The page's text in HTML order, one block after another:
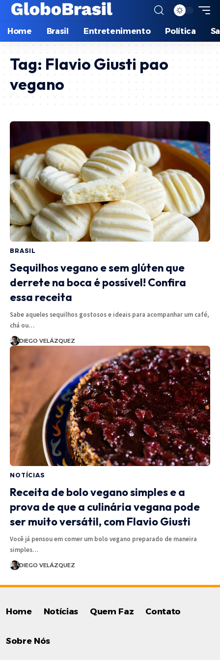
Home Brasil Entretenimento Política
Tag: Flavio Giusti pao
vegano
BRASIL
Sequilhos vegano e sem glúten que
derrete na boca é possível! Confira
essa receita
Sabe aqueles sequilhos gostosos e ideais para acompanhar um café,
chá ou…
DIEGO VELÁZQUEZ
NOTÍCIAS
Receita de bolo vegano simples e a
prova de que a culinária vegana pode
ser muito versátil, com Flavio Giusti
Você já pensou em comer um bolo vegano preparado de maneira
simples…
DIEGO VELÁZQUEZ
Home Notícias Quem Faz Contato
Sobre Nós